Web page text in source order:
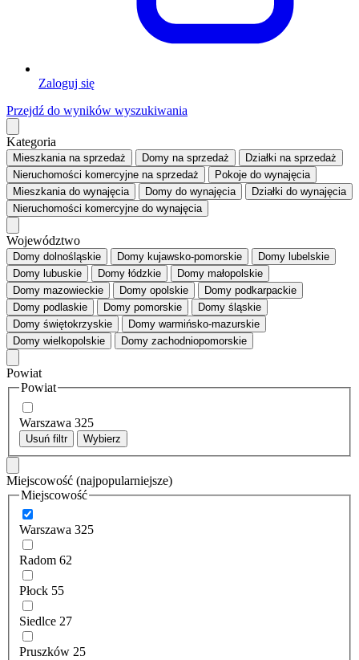
Zaloguj się
Przejdź do wyników wyszukiwania
Kategoria
Mieszkaniana sprzedaż Domy na sprzedaż Działki na sprzedaż
Nieruchomości komercyjne na sprzedaż Pokoje do wynajęcia
Mieszkaniado wynajęcia Domy do wynajęcia Działki do wynajęcia
Nieruchomości komercyjne do wynajęcia
Województwo
Domy dolnośląskie Domy kujawsko-pomorskie
Domy lubelskie
Domy lubuskie
Domy łódzkie
Domy małopolskie
Domy mazowieckie
Domy opolskie
Domy podkarpackie
Domy podlaskie
Domy pomorskie
Domy śląskie
Domy świętokrzyskie
Domy warmińsko-mazurskie
Domy wielkopolskie
Domy zachodniopomorskie
Powiat
Powiat
Warszawa 325
Usuń filtr Wybierz
Miejscowość (najpopularniejsze)
Miejscowość
Warszawa 325
Radom 62
Płock 55
Siedlce 27
Pruszków 25